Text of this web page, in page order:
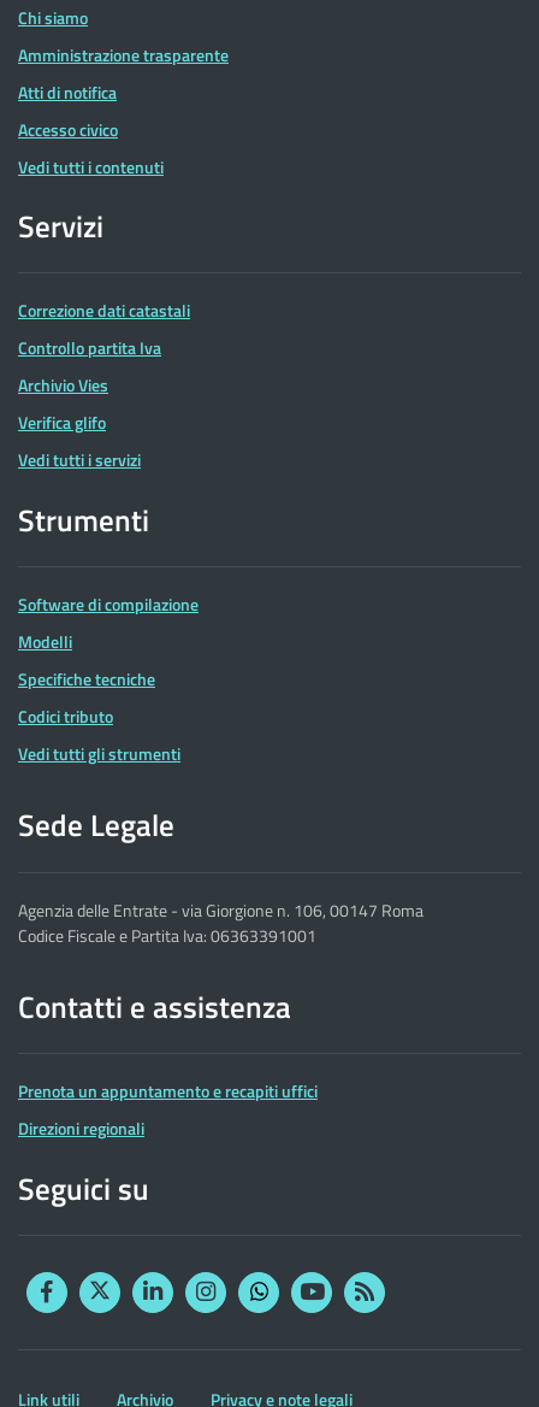
Chi siamo
Amministrazione trasparente
Atti di notifica
Accesso civico
Vedi tutti i contenuti
Servizi
Correzione dati catastali
Controllo partita Iva
Archivio Vies
Verifica glifo
Vedi tutti i servizi
Strumenti
Software di compilazione
Modelli
Specifiche tecniche
Codici tributo
Vedi tutti gli strumenti
Sede Legale
Agenzia delle Entrate - via Giorgione n. 106, 00147 Roma
Codice Fiscale e Partita Iva: 06363391001
Contatti e assistenza
Prenota un appuntamento e recapiti uffici
Direzioni regionali
Seguici su
FacebookTwitterLinkedinInstagram
YouTubeRSS
Altre
Link utili Archivio Privacy e note legali